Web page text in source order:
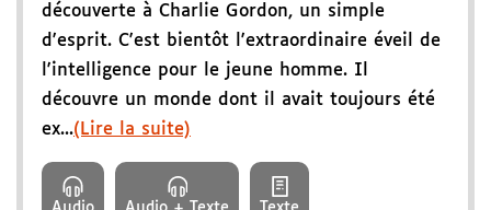
découverte à Charlie Gordon, un simple
d'esprit. C'est bientôt l'extraordinaire éveil de
l'intelligence pour le jeune homme. Il
découvre un monde dont il avait toujours été
ex...(Lire la suite)